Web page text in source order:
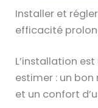
Installer et
efficacité
L’installation
estimer : un
et un confort